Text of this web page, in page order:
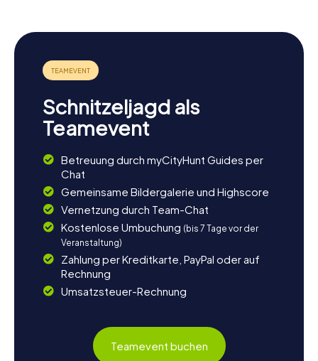
Wassersportliebhaber und bietet zahlreiche
Möglichkeiten zum Segeln oder Kajakfahren. Wenn ihr die
Natur genießen möchtet, sind die umliegenden Wälder
und Parks perfekt für einen entspannten Spaziergang.
Restaurants der Stadt ausklingen und probiert die lokale
Küche. Die Kombination aus Natur, Kultur und Geschichte
macht Iława zu einem unvergesslichen Erlebnis.
Schnitzeljagd als
Teamevent
Betreuung durch myCityHunt Guides per
Chat
Gemeinsame Bildergalerie und Highscore
Vernetzung durch Team-Chat
Kostenlose Umbuchung (bis 7 Tage vor der
Veranstaltung)
Zahlung per Kreditkarte, PayPal oder auf
Rechnung
Umsatzsteuer-Rechnung
Teamevent buchen